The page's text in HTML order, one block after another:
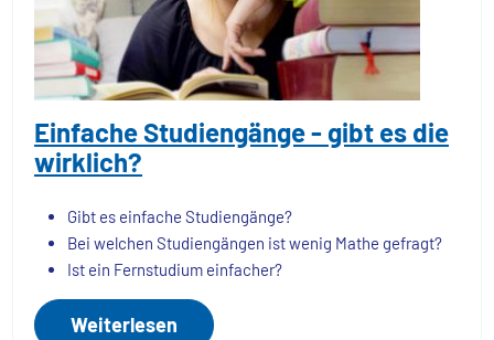
Einfache Studiengänge - gibt es die
wirklich?
Gibt es einfache Studiengänge?
Bei welchen Studiengängen ist wenig Mathe gefragt?
Ist ein Fernstudium einfacher?
Weiterlesen